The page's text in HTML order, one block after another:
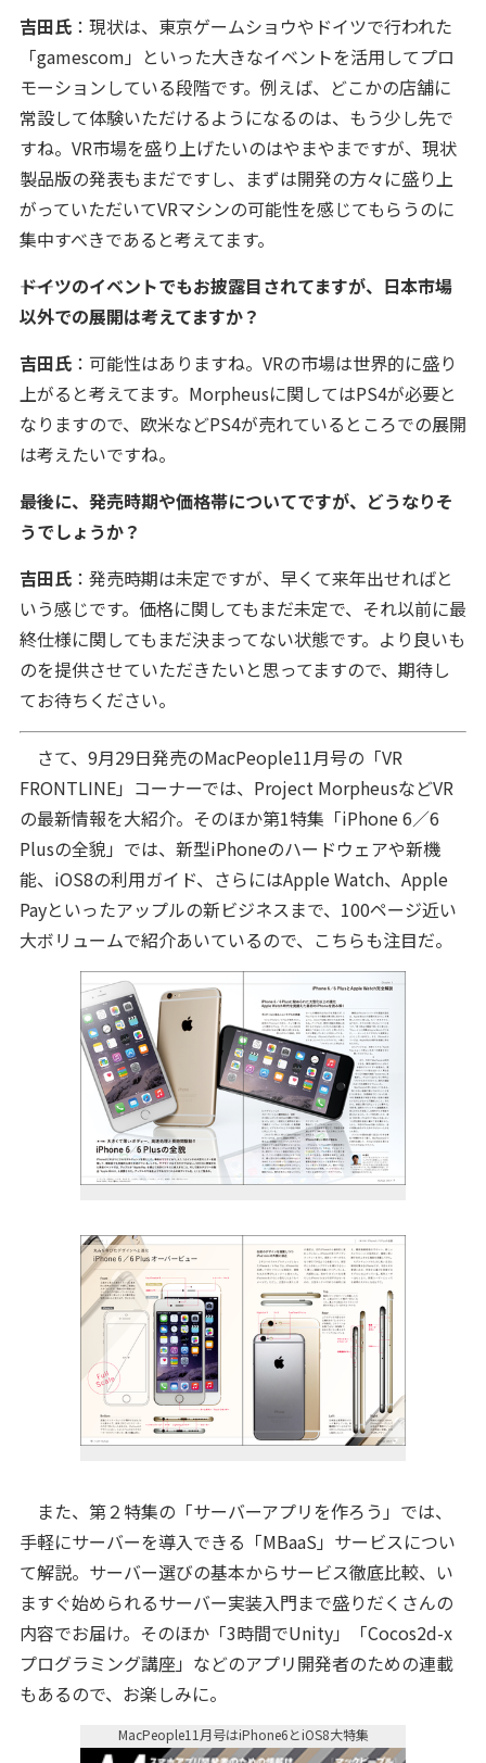
吉田氏：現状は、東京ゲームショウやドイツで行われた
「gamescom」といった大きなイベントを活用してプロ
モーションしている段階です。例えば、どこかの店舗に
常設して体験いただけるようになるのは、もう少し先で
すね。VR市場を盛り上げたいのはやまやまですが、現状
製品版の発表もまだですし、まずは開発の方々に盛り上
がっていただいてVRマシンの可能性を感じてもらうのに
集中すべきであると考えてます。
――ドイツのイベントでもお披露目されてますが、日本市場
以外での展開は考えてますか？
吉田氏：可能性はありますね。VRの市場は世界的に盛り
上がると考えてます。Morpheusに関してはPS4が必要と
なりますので、欧米などPS4が売れているところでの展開
は考えたいですね。
――最後に、発売時期や価格帯についてですが、どうなりそ
うでしょうか？
吉田氏：発売時期は未定ですが、早くて来年出せればと
いう感じです。価格に関してもまだ未定で、それ以前に最
終仕様に関してもまだ決まってない状態です。より良いも
のを提供させていただきたいと思ってますので、期待し
てお待ちください。
さて、9月29日発売のMacPeople11月号の「VR
FRONTLINE」コーナーでは、Project MorpheusなどVR
の最新情報を大紹介。そのほか第1特集「iPhone 6／6
Plusの全貌」では、新型iPhoneのハードウェアや新機
能、iOS8の利用ガイド、さらにはApple Watch、Apple
Payといったアップルの新ビジネスまで、100ページ近い
大ボリュームで紹介あいているので、こちらも注目だ。
また、第２特集の「サーバーアプリを作ろう」では、
手軽にサーバーを導入できる「MBaaS」サービスについ
て解説。サーバー選びの基本からサービス徹底比較、い
ますぐ始められるサーバー実装入門まで盛りだくさんの
内容でお届け。そのほか「3時間でUnity」「Cocos2d-x
プログラミング講座」などのアプリ開発者のための連載
もあるので、お楽しみに。
MacPeople11月号はiPhone6とiOS8大特集